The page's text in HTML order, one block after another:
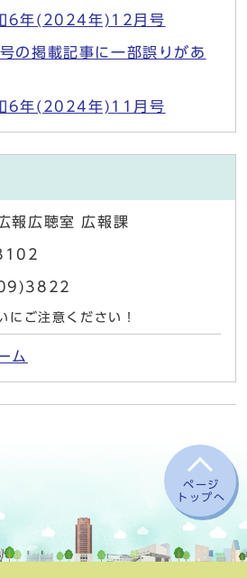
6年(2024年)12月号
の掲載記事に一部誤りがあ
6年(2024年)11月号
報広聴室 広報課
にご注意ください！
ム
ページ
トップへ